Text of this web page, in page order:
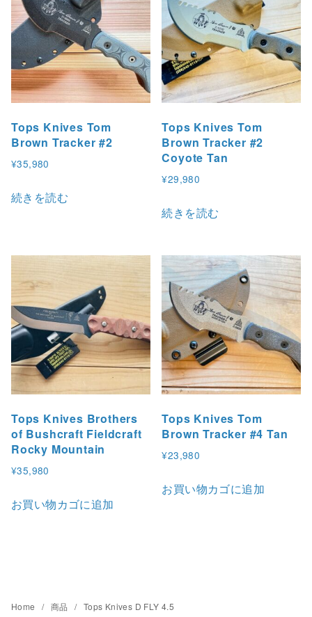
Tops Knives Tom
Brown Tracker #2
¥35,980
続きを読む
Tops Knives Tom
Brown Tracker #2
Coyote Tan
¥29,980
続きを読む
Tops Knives Brothers
of Bushcraft Fieldcraft
Rocky Mountain
¥35,980
お買い物カゴに追加
Tops Knives Tom
Brown Tracker #4 Tan
¥23,980
お買い物カゴに追加
Home 商品 Tops Knives D FLY 4.5